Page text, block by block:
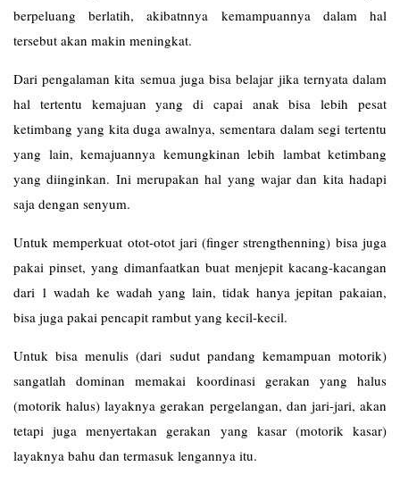
berpeluang berlatih, akibatnnya kemampuannya dalam hal
tersebut akan makin meningkat.
Dari pengalaman kita semua juga bisa belajar jika ternyata dalam
hal tertentu kemajuan yang di capai anak bisa lebih pesat
ketimbang yang kita duga awalnya, sementara dalam segi tertentu
yang lain, kemajuannya kemungkinan lebih lambat ketimbang
yang diinginkan. Ini merupakan hal yang wajar dan kita hadapi
saja dengan senyum.
Untuk memperkuat otot-otot jari (finger strengthenning) bisa juga
pakai pinset, yang dimanfaatkan buat menjepit kacang-kacangan
dari 1 wadah ke wadah yang lain, tidak hanya jepitan pakaian,
bisa juga pakai pencapit rambut yang kecil-kecil.
Untuk bisa menulis (dari sudut pandang kemampuan motorik)
sangatlah dominan memakai koordinasi gerakan yang halus
(motorik halus) layaknya gerakan pergelangan, dan jari-jari, akan
tetapi juga menyertakan gerakan yang kasar (motorik kasar)
layaknya bahu dan termasuk lengannya itu.